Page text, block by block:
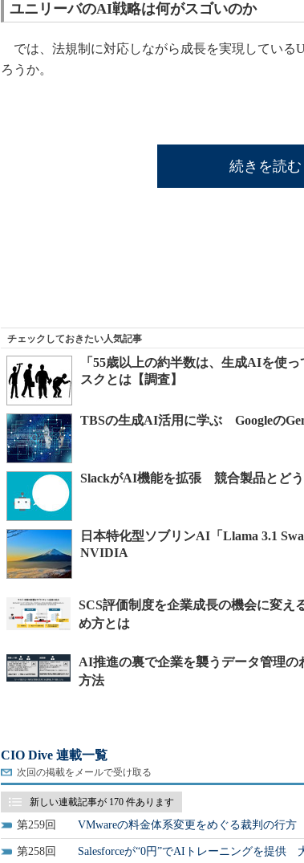
ユニリーバのAI戦略は何がスゴいのか
では、法規制に対応しながら成長を実現している
ろうか。
続きを読む
チェックしておきたい人気記事
「55歳以上の約半数は、生成AIを使
スクとは【調査】
TBSの生成AI活用に学ぶ Googleの
SlackがAI機能を拡張 競合製品とど
日本特化型ソブリンAI「Llama 3.1
NVIDIA
CIO Dive 連載一覧
次回の掲載をメールで受け取る
新しい連載記事が 170 件あります
259 VMwareの料金体系変更をめぐる裁判の行
258 Salesforceが“0円”でAIトレーニングを提供